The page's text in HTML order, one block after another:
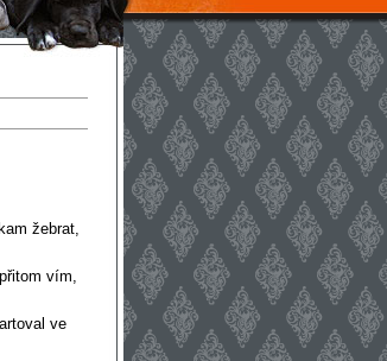
žebrat,
vím,
ve